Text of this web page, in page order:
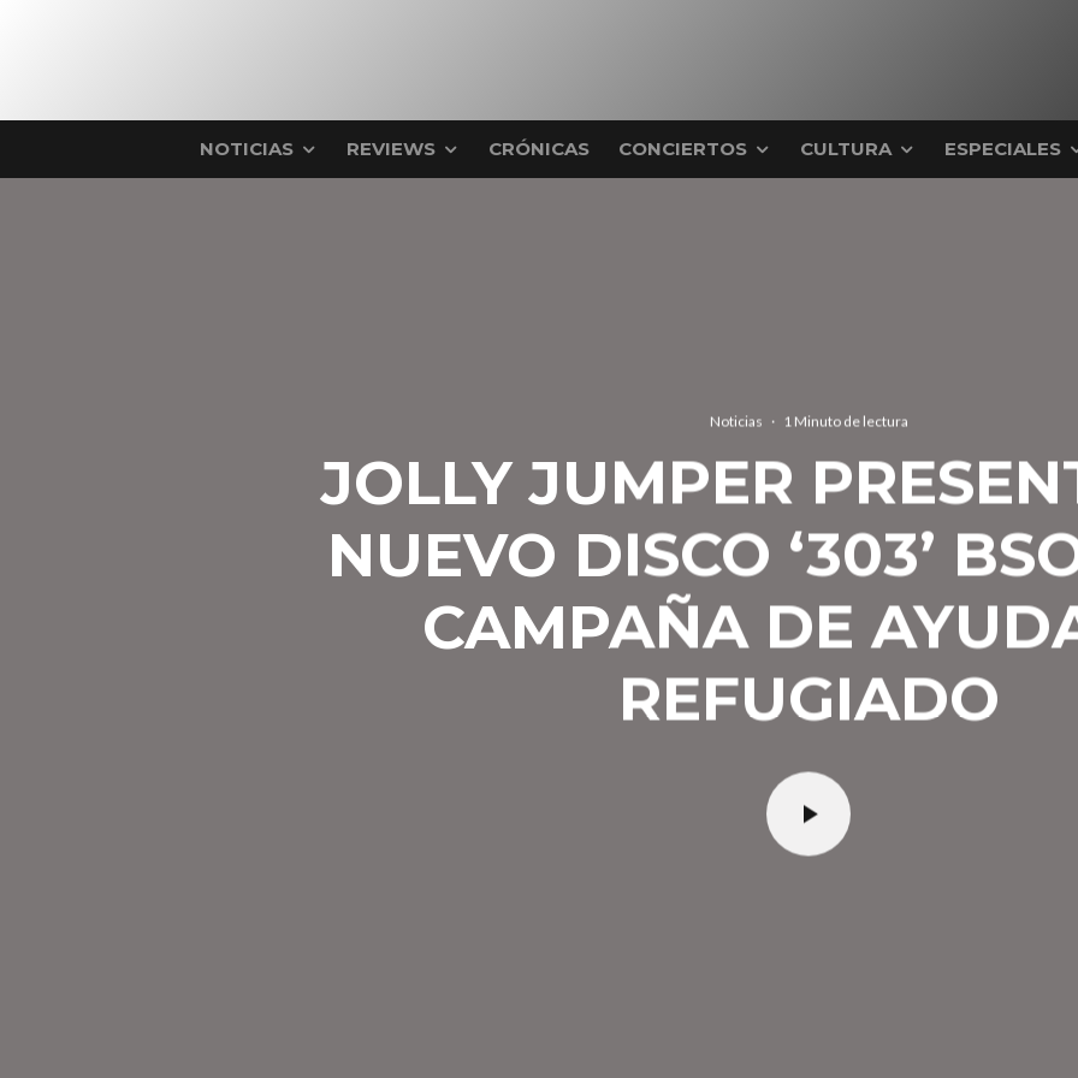
NOTICIAS REVIEWS CRÓNICAS CONCIERTOS CULTURA ESPECIALES
Noticias · 1 Minuto de lectura
JOLLY JUMPER
NUEVO DISCO ‘303’
CAMPAÑA DE
REFUGIADO